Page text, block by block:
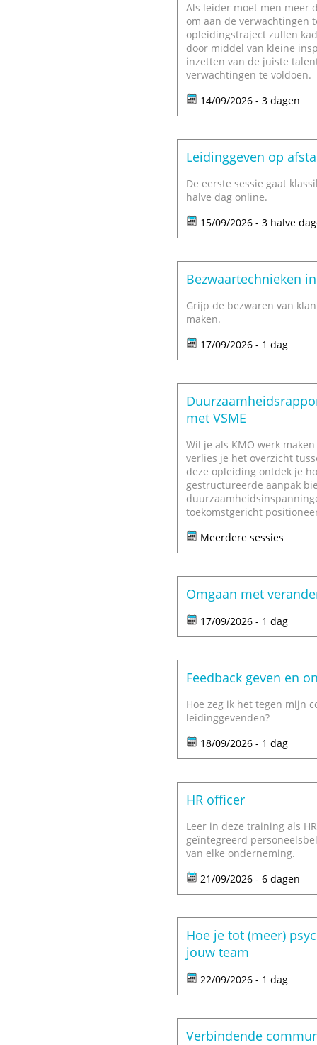
Als leider moet men meer
om aan de verwachtingen
opleidingstraject zullen
door middel van kleine
inzetten van de juiste
verwachtingen te voldoen.
14/09/2026 - 3 dagen
Leidinggeven op
De eerste sessie gaat
halve dag online.
15/09/2026 - 3 halve
Bezwaartechnieken
Grijp de bezwaren van
maken.
17/09/2026 - 1 dag
met VSME
Wil je als KMO werk
verlies je het overzicht
deze opleiding ontdek je
gestructureerde aanpak
toekomstgericht
Meerdere sessies
Omgaan met
17/09/2026 - 1 dag
Feedback geven en
Hoe zeg ik het tegen mijn
leidinggevenden?
18/09/2026 - 1 dag
HR officer
Leer in deze training als
geïntegreerd
van elke onderneming.
21/09/2026 - 6 dagen
Hoe je tot (meer)
jouw team
22/09/2026 - 1 dag
Verbindende